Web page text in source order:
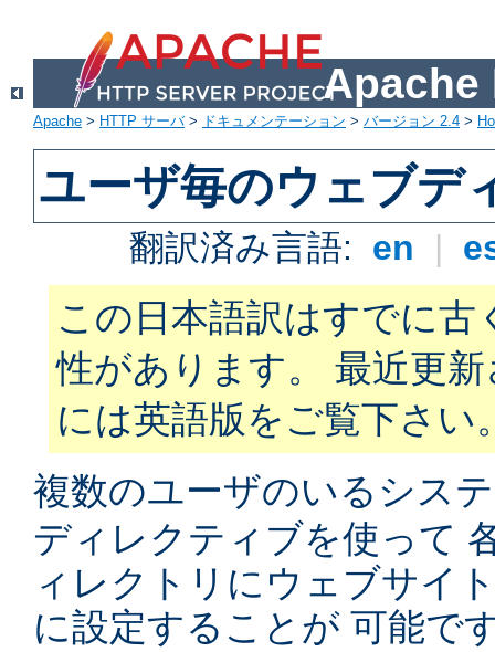
Apache
Apache > HTTP サーバ> ドキュメンテーション > バージョン 2.4 >
ユーザ毎のウェブデ
翻訳済み言語: en |
この日本語訳はすでに古
性があります。 最近更
には英語版をご覧下さい
複数のユーザのいるシス
ディレクティブを使って
ィレクトリにウェブサイ
に設定することが 可能で